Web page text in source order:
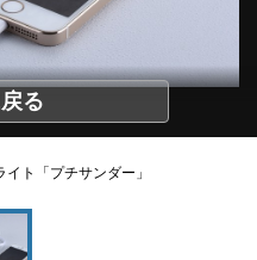
る
ト「プチサンダー」